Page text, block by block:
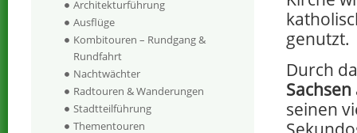
genutzt.
Durch
Sachsen
seinen
Architekturführung
Ausflüge
Kombitouren – Rundgang &
Rundfahrt
Nachtwächter
Radtouren & Wanderungen
Stadtteilführung
Thementouren